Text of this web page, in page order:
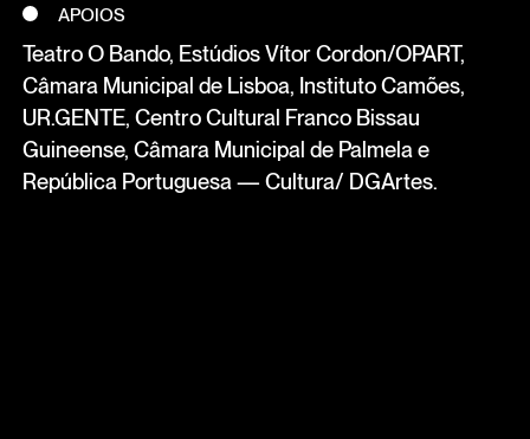
APOIOS
Teatro O Bando, Estúdios Vítor Cordon/OPART,
Câmara Municipal de Lisboa, Instituto Camões,
UR.GENTE, Centro Cultural Franco Bissau
Guineense, Câmara Municipal de Palmela e
República Portuguesa — Cultura/ DGArtes.